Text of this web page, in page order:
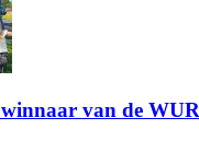
winnaar van de